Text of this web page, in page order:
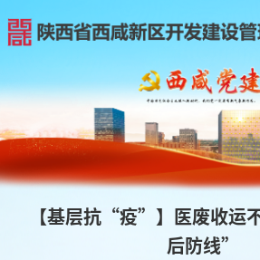
【基层抗“疫”】医废收运
后防线”